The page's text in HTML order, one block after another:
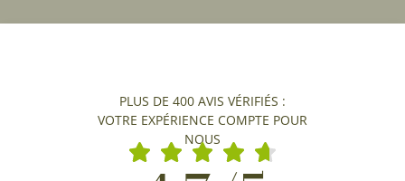
PLUS DE 400 AVIS VÉRIFIÉS :
VOTRE EXPÉRIENCE COMPTE POUR
NOUS